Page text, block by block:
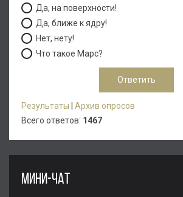
Да, на поверхности!
Да, ближе к ядру!
Нет, нету!
Что такое Марс?
Результаты
Архив опросов
Всего ответов: 1467
МИНИ-ЧАТ